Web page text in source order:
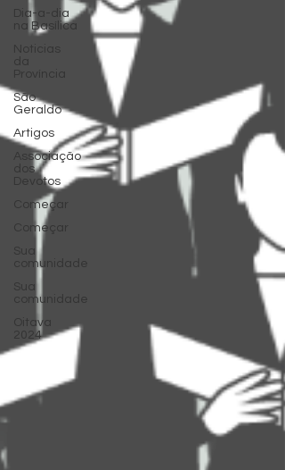
Dia-a-dia
na Basílica
Noticias
da
Província
São
Geraldo
Artigos
Associação
dos
Devotos
Começar
Começar
Sua
comunidade
Sua
comunidade
Oitava
2024